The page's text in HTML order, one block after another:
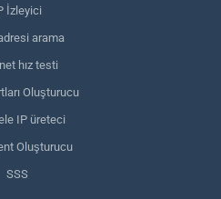
İzleyici
arama
hız testi
Oluşturucu
IP üreteci
Oluşturucu
SSS